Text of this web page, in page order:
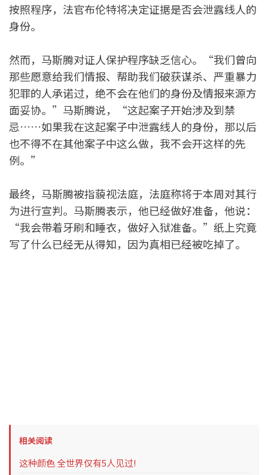
按照程序，法官布伦特将决定证据是否会泄露线人的
身份。
然而，马斯腾对证人保护程序缺乏信心。“我们曾向
那些愿意给我们情报、帮助我们破获谋杀、严重暴力
犯罪的人承诺过，绝不会在他们的身份及情报来源方
面妥协。”马斯腾说，“这起案子开始涉及到禁
忌……如果我在这起案子中泄露线人的身份，那以后
也不得不在其他案子中这么做，我不会开这样的先
例。”
最终，马斯腾被指藐视法庭，法庭称将于本周对其行
为进行宣判。马斯腾表示，他已经做好准备，他说：
“我会带着牙刷和睡衣，做好入狱准备。”纸上究竟
写了什么已经无从得知，因为真相已经被吃掉了。
相关阅读
这种颜色 全世界仅有5人见过!